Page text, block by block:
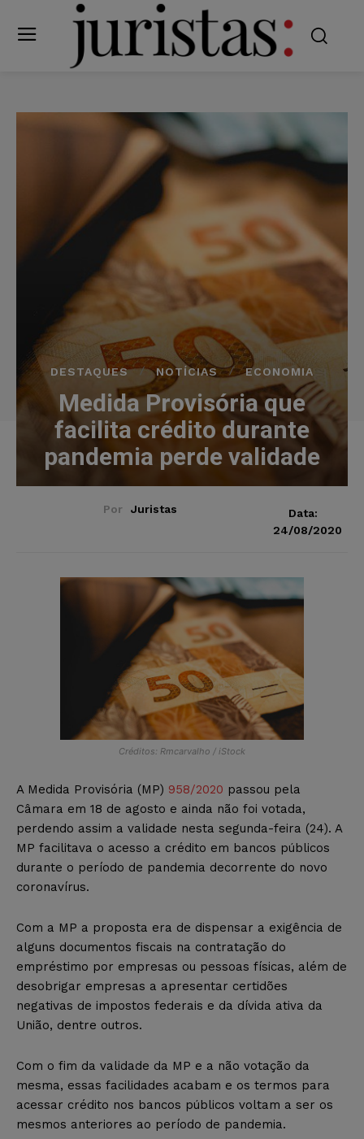
DESTAQUES NOTÍCIAS ECONOMIA
Medida Provisória que
facilita crédito durante
pandemia perde validade
Por Juristas
Data:
24/08/2020
Créditos: Rmcarvalho / iStock
A Medida Provisória (MP) 958/2020 passou pela
Câmara em 18 de agosto e ainda não foi votada,
perdendo assim a validade nesta segunda-feira (24). A
MP facilitava o acesso a crédito em bancos públicos
durante o período de pandemia decorrente do novo
coronavírus.
Com a MP a proposta era de dispensar a exigência de
alguns documentos fiscais na contratação do
empréstimo por empresas ou pessoas físicas, além de
desobrigar empresas a apresentar certidões
negativas de impostos federais e da dívida ativa da
União, dentre outros.
Com o fim da validade da MP e a não votação da
mesma, essas facilidades acabam e os termos para
acessar crédito nos bancos públicos voltam a ser os
mesmos anteriores ao período de pandemia.